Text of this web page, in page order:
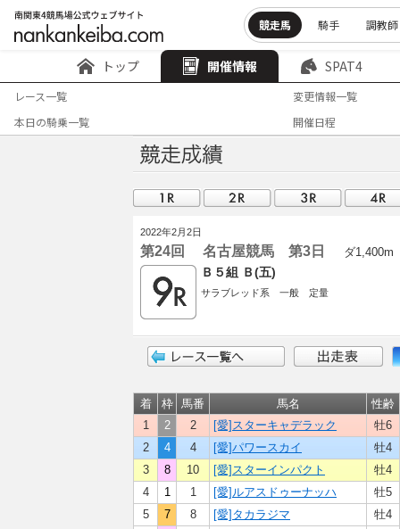
競走馬 騎手 調教師
トップ 開催情報 SPAT4
レース一覧
変更情報一覧
本日の騎乗一覧
開催日程
2022年2月2日
第24回 名古屋競馬 第3日 ダ1,400m
Ｂ５組 Ｂ(五)
サラブレッド系 一般 定量
着 枠 馬番 馬名
性齢
1
2 2 [愛]スターキャデラック
牡6
2
4 4 [愛]パワースカイ
牡4
3
8 10 [愛]スターインパクト
牡4
4
1 1 [愛]ルアスドゥーナッハ
牡5
5
7 8 [愛]タカラジマ
牡4